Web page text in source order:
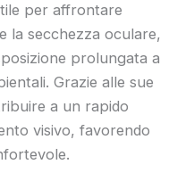
per affrontare
la secchezza oculare,
prolungata a
Grazie alle sue
a un rapido
visivo, favorendo